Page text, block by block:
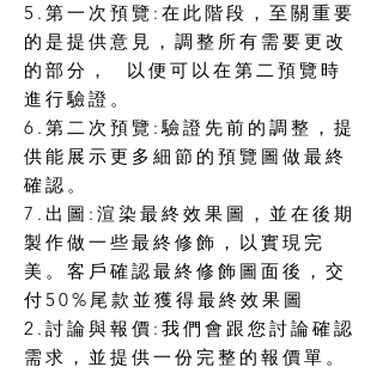
5.第一次預覽:在此階段，至關重要
的是提供意見，調整所有需要更改
的部分， 以便可以在第二預覽時
進行驗證。
6.第二次預覽:驗證先前的調整，提
供能展示更多細節的預覽圖做最終
確認。
7.出圖:渲染最終效果圖，並在後期
製作做一些最終修飾，以實現完
美。客戶確認最終修飾圖面後，交
付50%尾款並獲得最終效果圖
2.討論與報價:我們會跟您討論確認
需求，並提供一份完整的報價單。